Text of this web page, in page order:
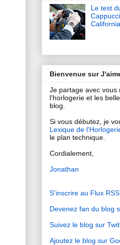
Le test
California
Bienvenue sur
Je partage avec vous
l'horlogerie et les
blog.
Si vous débutez, je
Lexique de
le plan technique.
Cordialement,
Jonathan
S'inscrire au Flux
Devenez fan du blog
Suivez le blog sur
Ajoutez le blog sur